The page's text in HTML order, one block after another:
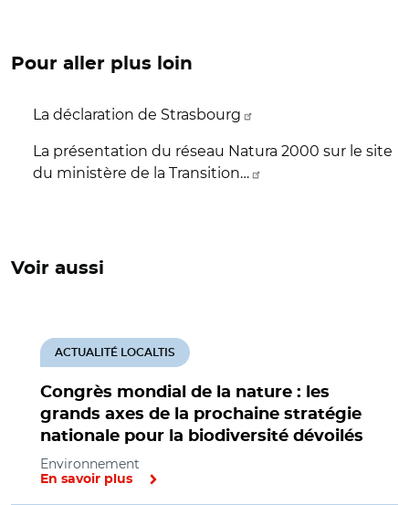
Pour aller plus loin
La déclaration de Strasbourg
La présentation du réseau Natura 2000 sur le site
du ministère de la Transition…
Voir aussi
Congrès mondial de la nature : les
grands axes de la prochaine stratégie
nationale pour la biodiversité dévoilés
ACTUALITÉ LOCALTIS
Environnement
En savoir plus